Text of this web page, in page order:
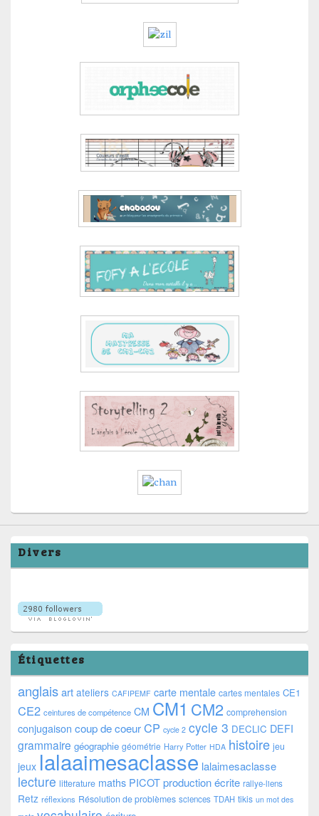
Divers
Étiquettes
anglaisart ateliers CAFIPEMF carte mentale cartes mentales CE1
CE2 ceintures de compétence CM CM1 CM2 comprehension
conjugaison coup de coeurCP cycle 2 cycle 3 DECLIC DEFI
grammaire géographie géométrie Harry Potter HDA histoire jeu
jeux lalaaimesaclasse lalaimesaclasse
lecture litterature maths PICOTproduction écrite rallye-liens
Retz réflexions Résolution de problèmes sciences TDAH tikis un mot des